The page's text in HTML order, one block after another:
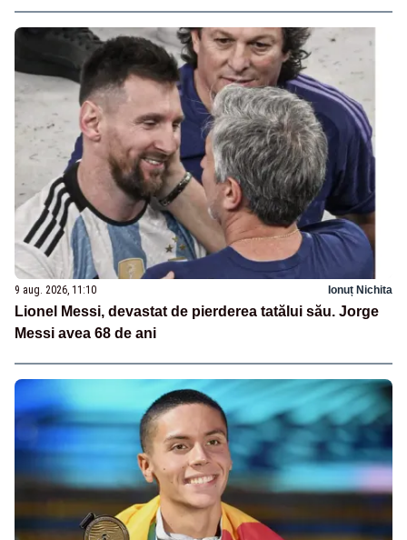
9 aug. 2026, 11:10 Ionuț Nichita
Lionel Messi, devastat de pierderea tatălui său. Jorge
Messi avea 68 de ani